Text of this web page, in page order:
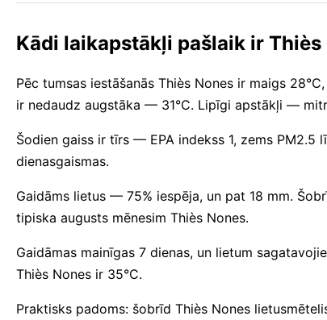
Kādi laikapstākļi pašlaik ir Thiès
Pēc tumsas iestāšanās Thiès Nones ir maigs
ir nedaudz augstāka — 31°C. Lipīgi apstākļi —
Šodien gaiss ir tīrs — EPA indekss 1, zems PM2.5
dienasgaismas.
Gaidāms lietus — 75% iespēja, un pat 18 mm.
tipiska augusts mēnesim Thiès Nones.
Gaidāmas mainīgas 7 dienas, un lietum
Thiès Nones ir 35°C.
Praktisks padoms: šobrīd Thiès Nones